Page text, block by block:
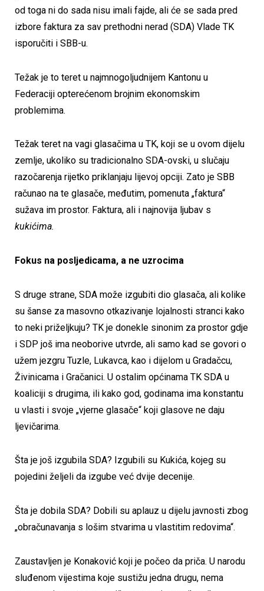
od toga ni do sada nisu imali fajde, ali će se sada pred
izbore faktura za sav prethodni nerad (SDA) Vlade TK
isporučiti i SBB-u.
Težak je to teret u najmnogoljudnijem Kantonu u
Federaciji opterećenom brojnim ekonomskim
problemima.
Težak teret na vagi glasačima u TK, koji se u ovom dijelu
zemlje, ukoliko su tradicionalno SDA-ovski, u slučaju
razočarenja rijetko priklanjaju lijevoj opciji. Zato je SBB
računao na te glasače, međutim, pomenuta „faktura“
sužava im prostor. Faktura, ali i najnovija ljubav s
kukićima.
Fokus na posljedicama, a ne uzrocima
S druge strane, SDA može izgubiti dio glasača, ali kolike
su šanse za masovno otkazivanje lojalnosti stranci kako
to neki priželjkuju? TK je donekle sinonim za prostor gdje
i SDP još ima neoborive utvrde, ali samo kad se govori o
užem jezgru Tuzle, Lukavca, kao i dijelom u Gradačcu,
Živinicama i Gračanici. U ostalim općinama TK SDA u
koaliciji s drugima, ili kako god, godinama ima konstantu
u vlasti i svoje „vjerne glasače“ koji glasove ne daju
ljevičarima.
Šta je još izgubila SDA? Izgubili su Kukića, kojeg su
pojedini željeli da izgube već dvije decenije.
Šta je dobila SDA? Dobili su aplauz u dijelu javnosti zbog
„obračunavanja s lošim stvarima u vlastitim redovima“.
Zaustavljen je Konaković koji je počeo da priča. U narodu
sluđenom vijestima koje sustižu jedna drugu, nema